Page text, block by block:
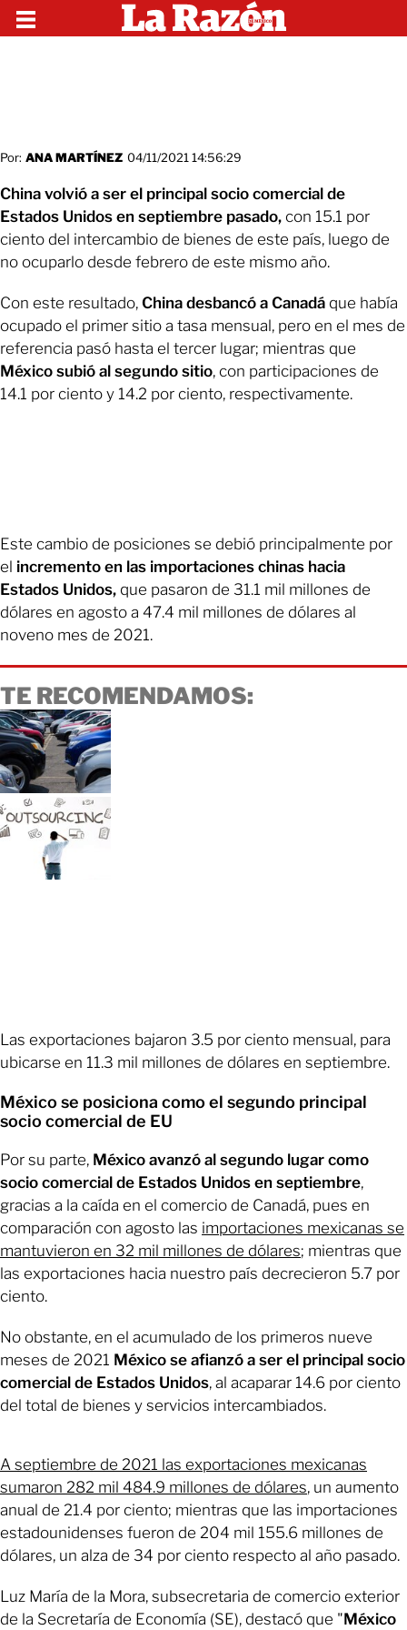
Por: ANA MARTÍNEZ 04/11/2021 14:56:29
China volvió a ser el principal socio comercial de
Estados Unidos en septiembre pasado, con 15.1 por
ciento del intercambio de bienes de este país, luego de
no ocuparlo desde febrero de este mismo año.
Con este resultado, China desbancó a Canadá que había
ocupado el primer sitio a tasa mensual, pero en el mes de
referencia pasó hasta el tercer lugar; mientras que
México subió al segundo sitio, con participaciones de
14.1 por ciento y 14.2 por ciento, respectivamente.
Este cambio de posiciones se debió principalmente por
el incremento en las importaciones chinas hacia
Estados Unidos, que pasaron de 31.1 mil millones de
dólares en agosto a 47.4 mil millones de dólares al
noveno mes de 2021.
TE RECOMENDAMOS:
Las exportaciones bajaron 3.5 por ciento mensual, para
ubicarse en 11.3 mil millones de dólares en septiembre.
México se posiciona como el segundo principal
socio comercial de EU
Por su parte, México avanzó al segundo lugar como
socio comercial de Estados Unidos en septiembre,
gracias a la caída en el comercio de Canadá, pues en
comparación con agosto las importaciones mexicanas se
mantuvieron en 32 mil millones de dólares; mientras que
las exportaciones hacia nuestro país decrecieron 5.7 por
ciento.
No obstante, en el acumulado de los primeros nueve
meses de 2021 México se afianzó a ser el principal socio
comercial de Estados Unidos, al acaparar 14.6 por ciento
del total de bienes y servicios intercambiados.
A septiembre de 2021 las exportaciones mexicanas
sumaron 282 mil 484.9 millones de dólares, un aumento
anual de 21.4 por ciento; mientras que las importaciones
estadounidenses fueron de 204 mil 155.6 millones de
dólares, un alza de 34 por ciento respecto al año pasado.
Luz María de la Mora, subsecretaria de comercio exterior
de la Secretaría de Economía (SE), destacó que "México